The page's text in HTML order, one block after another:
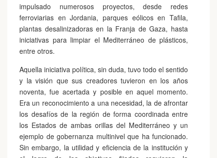
impulsado numerosos proyectos, desde redes
ferroviarias en Jordania, parques eólicos en Tafila,
plantas desalinizadoras en la Franja de Gaza, hasta
iniciativas para limpiar el Mediterráneo de plásticos,
entre otros.
Aquella iniciativa política, sin duda, tuvo todo el sentido
y la visión que sus creadores tuvieron en los años
noventa, fue acertada y posible en aquel momento.
Era un reconocimiento a una necesidad, la de afrontar
los desafíos de la región de forma coordinada entre
los Estados de ambas orillas del Mediterráneo y un
ejemplo de gobernanza multinivel que ha funcionado.
Sin embargo, la utilidad y eficiencia de la institución y